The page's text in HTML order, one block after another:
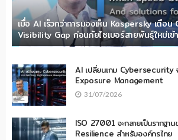
เมื่อ AI เร็วกว่าการมองเห็น Kaspersky เตือ
Visibility Gap ก่อนภัยไซเบอร์สายพันธุ์ใหม่เข้
AI เปลี่ยนเกม Cybersecurity
Exposure Management
31/07/2026
ISO 27001 จะกลายเป็นรากฐา
Resilience สำหรับองค์กรไทย